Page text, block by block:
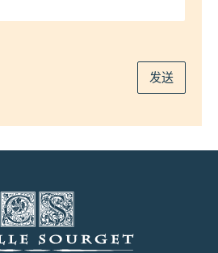
发送